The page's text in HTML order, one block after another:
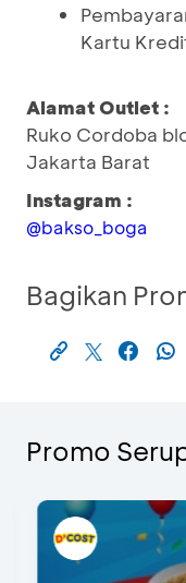
Kartu
Alamat Outlet :
Ruko Cordoba
Jakarta Barat
Instagram :
@bakso_boga
Bagikan
Promo